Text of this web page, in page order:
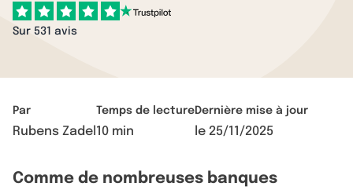
Sur 531 avis
Par
Rubens Zadel
Temps de lecture
10 min
Dernière mise à jour
le 25/11/2025
Comme de nombreuses banques